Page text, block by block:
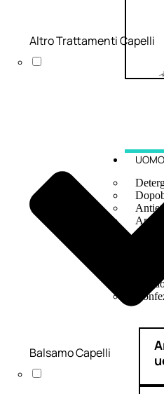
UOMO
Altro Trattamenti Capelli
Balsamo Capelli